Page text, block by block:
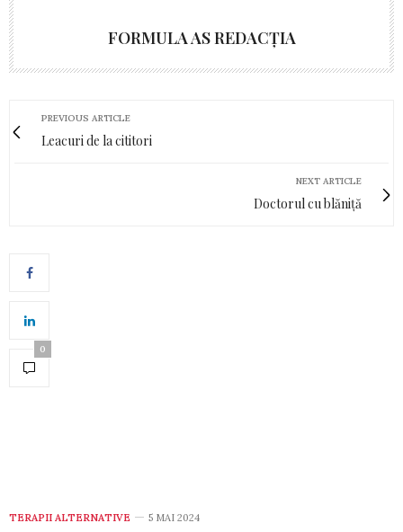
FORMULA AS REDACȚIA
PREVIOUS ARTICLE
Leacuri de la cititori
NEXT ARTICLE
Doctorul cu blăniță
0
TERAPII ALTERNATIVE 5 MAI 2024